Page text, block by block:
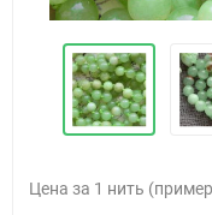
Цена за 1 нить